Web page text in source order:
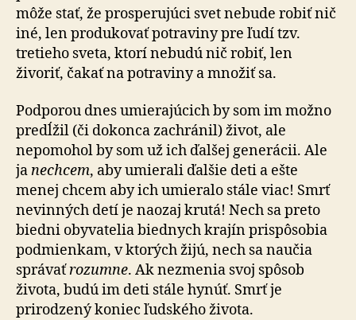
môže stať, že prosperujúci svet nebude robiť nič
iné, len produkovať potraviny pre ľudí tzv.
tretieho sveta, ktorí nebudú nič robiť, len
živoriť, čakať na potraviny a množiť sa.
Podporou dnes umierajúcich by som im možno
predĺžil (či dokonca zachránil) život, ale
nepomohol by som už ich ďalšej generácii. Ale
janechcem, aby umierali ďalšie deti a ešte
menej chcem aby ich umieralo stále viac! Smrť
nevinných detí je naozaj krutá! Nech sa preto
biedni obyvatelia biednych krajín prispôsobia
podmienkam, v ktorých žijú, nech sa naučia
správaťrozumne. Ak nezmenia svoj spôsob
života, budú im deti stále hynúť. Smrť je
prirodzený koniec ľudského života.